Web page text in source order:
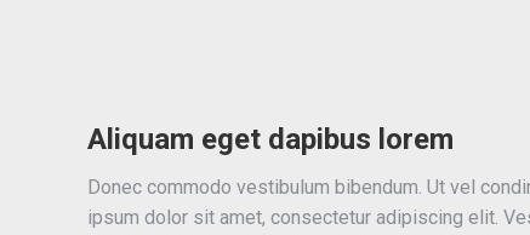
Aliquam eget dapibus lorem
Donec commodo vestibulum bibendum. Ut vel
ipsum dolor sit amet, consectetur adipiscing elit.